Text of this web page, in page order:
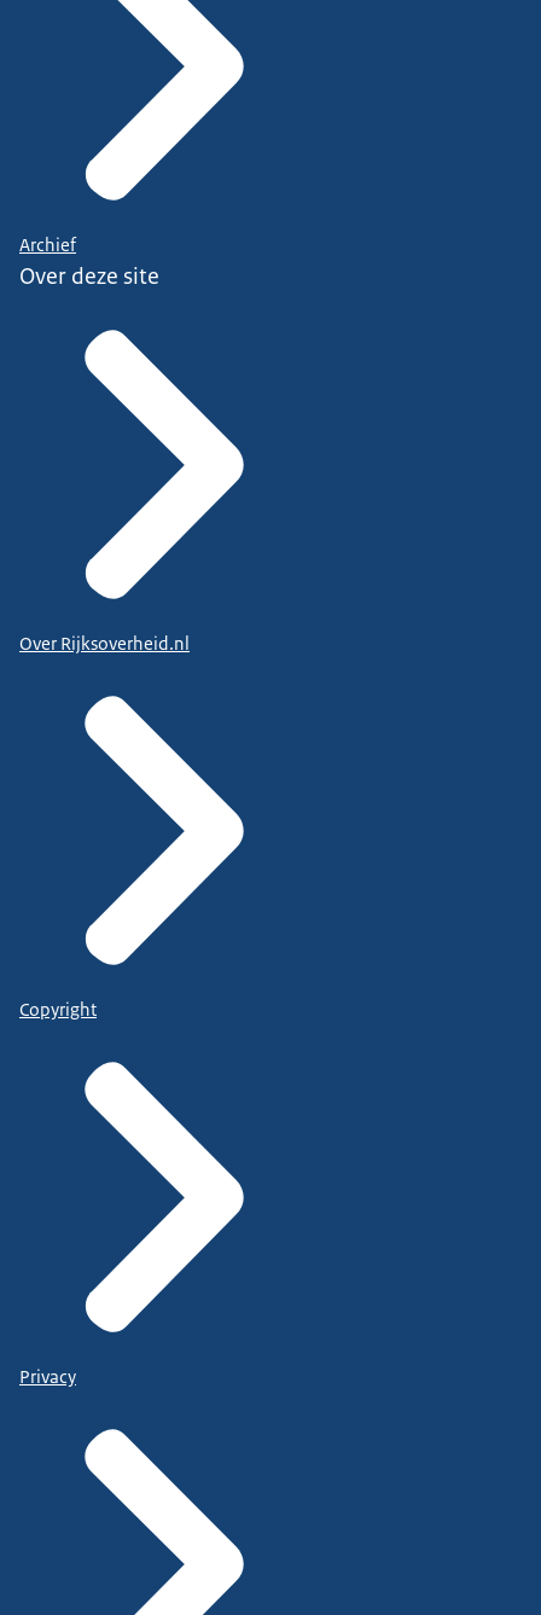
Archief
Over deze site
Over Rijksoverheid.nl
Copyright
Privacy